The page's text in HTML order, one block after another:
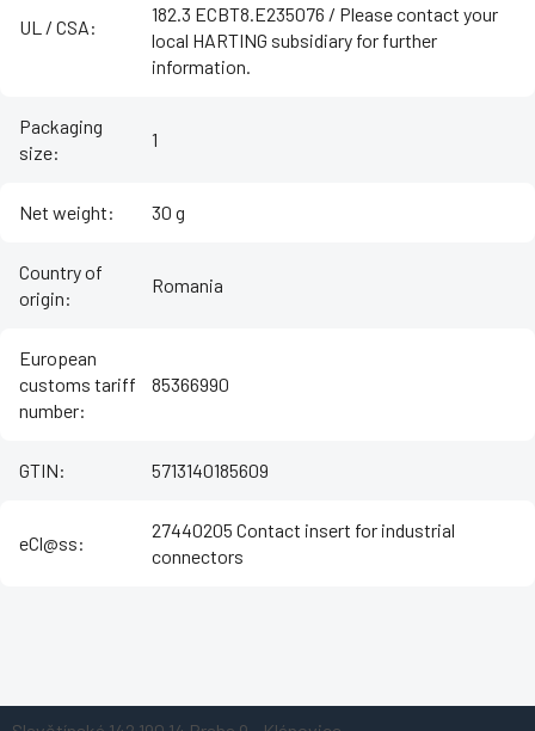
UL / CSA:
182.3 ECBT8.E235076 / Please contact your
local HARTING subsidiary for further
information.
Packaging
size:
1
Net weight: 30 g
Country of
origin:
Romania
European
customs tariff
number:
85366990
GTIN: 5713140185609
eCl@ss:
27440205 Contact insert for industrial
connectors